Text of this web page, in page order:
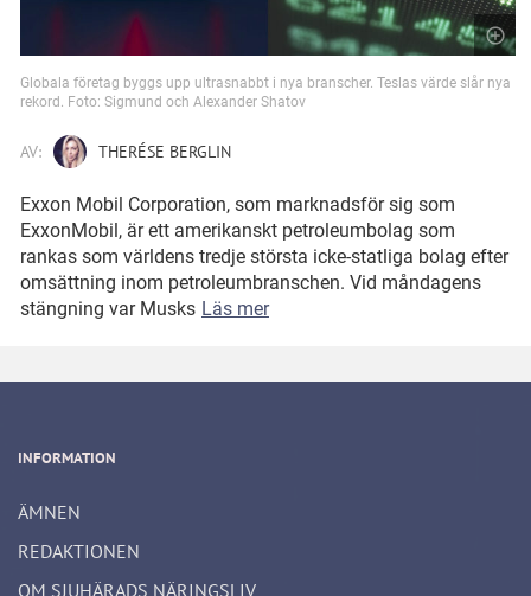
Globala företag byggs upp ultrasnabbt i nya branscher. Teslas värde slår nya
rekord. Foto: Sigmund och Alexander Shatov
AV: THERÉSE BERGLIN
Exxon Mobil Corporation, som marknadsför sig som
ExxonMobil, är ett amerikanskt petroleumbolag som
rankas som världens tredje största icke-statliga bolag efter
omsättning inom petroleumbranschen. Vid måndagens
stängning var Musks Läs mer
INFORMATION
ÄMNEN
REDAKTIONEN
OM SJUHÄRADS NÄRINGSLIV